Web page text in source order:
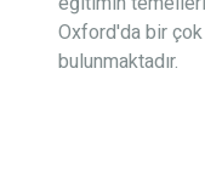
Oxford'da bir
bulunmaktadır.